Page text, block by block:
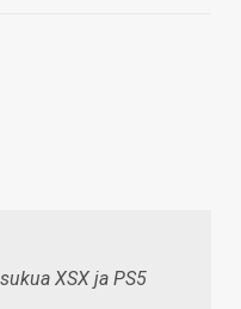
XSX ja PS5